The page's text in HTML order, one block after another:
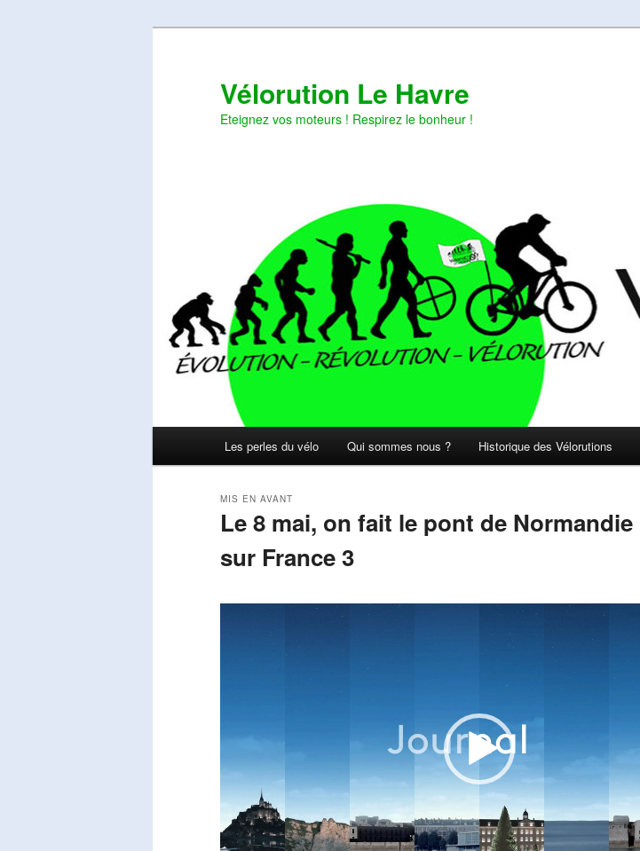
Vélorution Le Havre
Eteignez vos moteurs ! Respirez le bonheur !
Les perles du vélo Qui sommes nous ? Historique des Vélorutions
Le 8 mai, on fait le pont de Normandie
sur France 3
MIS EN AVANT